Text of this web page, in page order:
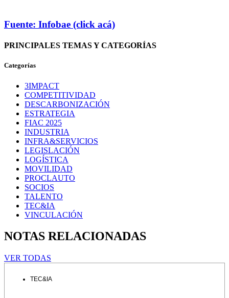
Fuente: Infobae (click acá)
PRINCIPALES TEMAS Y CATEGORÍAS
Categorías
3IMPACT
COMPETITIVIDAD
DESCARBONIZACIÓN
ESTRATEGIA
FIAC 2025
INDUSTRIA
INFRA&SERVICIOS
LEGISLACIÓN
LOGÍSTICA
MOVILIDAD
PROCLAUTO
SOCIOS
TALENTO
TEC&IA
VINCULACIÓN
NOTAS RELACIONADAS
VER TODAS
TEC&IA